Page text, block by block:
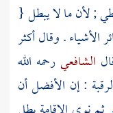
; لأن ما لا يبطل {
الأشياء . وقال أكثر
الشافعيرحمه الله
: إن الأفضل أن